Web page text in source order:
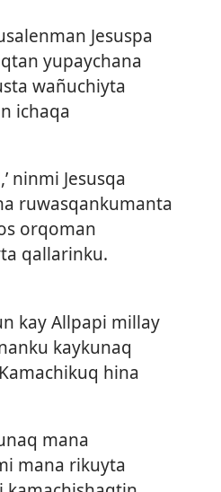
Jesuspa
yupaychana
wañuchiyta
ichaqa
ninmi Jesusqa
ruwasqankumanta
orqoman
qallarinku.
kay Allpapi millay
kaykunaq
hina
mana
mana rikuyta